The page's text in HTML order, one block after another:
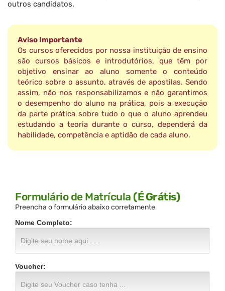
outros candidatos.
Aviso Importante
Os cursos oferecidos por nossa instituição de ensino
são cursos básicos e introdutórios, que têm por
objetivo ensinar ao aluno somente o conteúdo
teórico sobre o assunto, através de apostilas. Sendo
assim, não nos responsabilizamos e não garantimos
o desempenho do aluno na prática, pois a execução
da parte prática sobre tudo o que o aluno aprendeu
estudando a teoria durante o curso, dependerá da
habilidade, competência e aptidão de cada aluno.
Formulário de Matrícula (É Grátis)
Preencha o formulário abaixo corretamente
Nome Completo:
Voucher: